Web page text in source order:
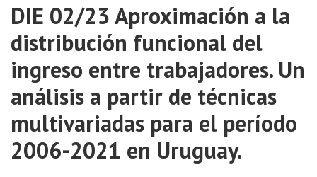
DIE 02/23 Aproximación a la
distribución funcional del
ingreso entre trabajadores. Un
análisis a partir de técnicas
multivariadas para el período
2006-2021 en Uruguay.